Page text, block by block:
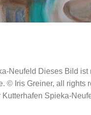
Neufeld Dieses Bild
© Iris Greiner, all rights
Spieka-